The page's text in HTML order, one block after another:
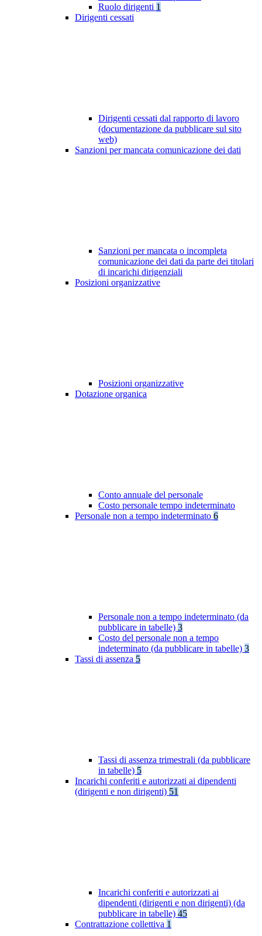
Ruolo dirigenti 1
Dirigenti cessati
Dirigenti cessati dal rapporto di lavoro
(documentazione da pubblicare sul sito
web)
Sanzioni per mancata comunicazione dei dati
Sanzioni per mancata o incompleta
comunicazione dei dati da parte dei titolari
di incarichi dirigenziali
Posizioni organizzative
Posizioni organizzative
Dotazione organica
Conto annuale del personale
Costo personale tempo indeterminato
Personale non a tempo indeterminato 6
Personale non a tempo indeterminato (da
pubblicare in tabelle) 3
Costo del personale non a tempo
indeterminato (da pubblicare in tabelle) 3
Tassi di assenza 5
Tassi di assenza trimestrali (da pubblicare
in tabelle) 5
Incarichi conferiti e autorizzati ai dipendenti
(dirigenti e non dirigenti) 51
Incarichi conferiti e autorizzati ai
dipendenti (dirigenti e non dirigenti) (da
pubblicare in tabelle) 45
Contrattazione collettiva 1